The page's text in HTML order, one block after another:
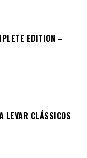
EDITION –
LEVAR CLÁSSICOS